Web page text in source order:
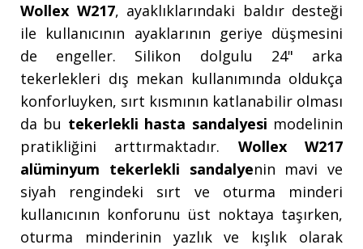
Wollex W217, ayaklıklarındaki baldır desteği
ile kullanıcının ayaklarının geriye düşmesini
de engeller. Silikon dolgulu 24" arka
tekerlekleri dış mekan kullanımında oldukça
konforluyken, sırt kısmının katlanabilir olması
da bu tekerlekli hasta sandalyesi modelinin
pratikliğini arttırmaktadır. Wollex W217
alüminyum tekerlekli sandalyenin mavi ve
siyah rengindeki sırt ve oturma minderi
kullanıcının konforunu üst noktaya taşırken,
oturma minderinin yazlık ve kışlık olarak